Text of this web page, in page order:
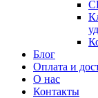
Блог
Оплата и
О нас
Контакты